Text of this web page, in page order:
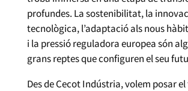
profundes. La sostenibilitat, la
tecnològica, l’adaptació als nous
i la pressió reguladora europea són
grans reptes que configuren el seu
Des de Cecot Indústria, volem posar el